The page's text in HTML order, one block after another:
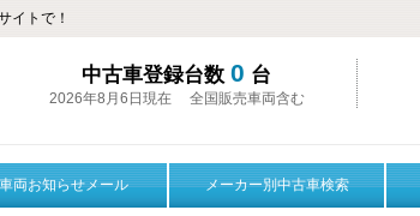
イトで！
中古車登録台数 0 台
2026年8月6日現在 全国販売車両含む
両お知らせメール メーカー別中古車検索